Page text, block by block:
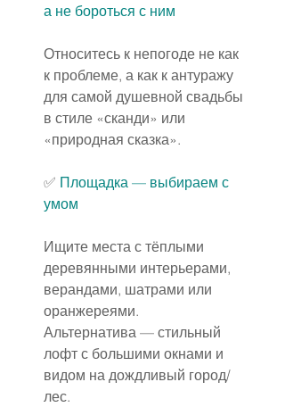
а не бороться с ним
Относитесь к непогоде не как
к проблеме, а как к антуражу
для самой душевной свадьбы
в стиле «сканди» или
«природная сказка».
✅️ Площадка — выбираем с
умом
Ищите места с тёплыми
деревянными интерьерами,
верандами, шатрами или
оранжереями.
Альтернатива — стильный
лофт с большими окнами и
видом на дождливый город/
лес.